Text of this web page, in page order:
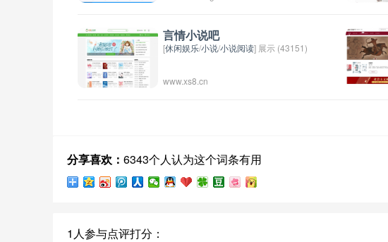
这个网站不仅提供小说阅读服务，还有许
多独家原创作品和作者专栏，为读者提供
于为读者提供优质的阅读体验，让每一位
言情小说吧
[休闲娱乐/小说/小说阅读] 展示 (43151)
www.xs8.cn
分享喜欢： 6343个人认为这个词条有用
1人参与点评打分：